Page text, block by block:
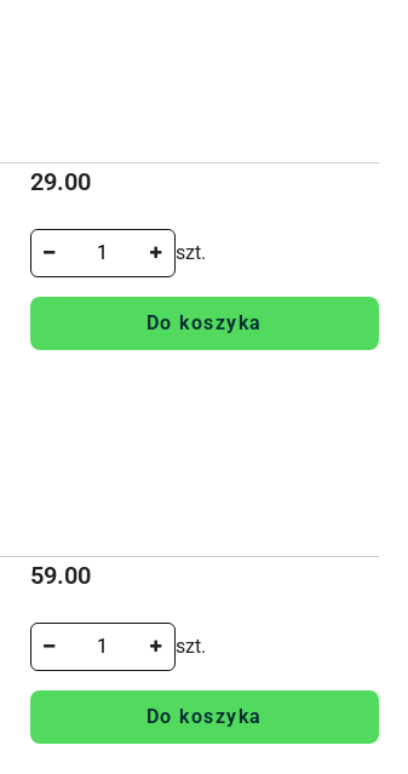
Cena:
29.00
szt.
Do koszyka
Cena:
59.00
szt.
Do koszyka